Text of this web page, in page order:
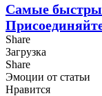
Самые
Share
Загрузка
Share
Эмоции от статьи
Нравится